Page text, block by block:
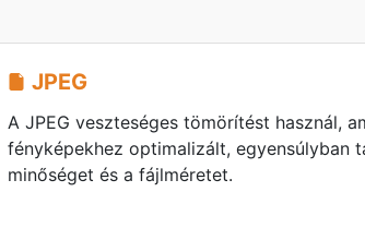
JPEG
A JPEG veszteséges tömörítést használ,
fényképekhez optimalizált, egyensúlyban
minőséget és a fájlméretet.